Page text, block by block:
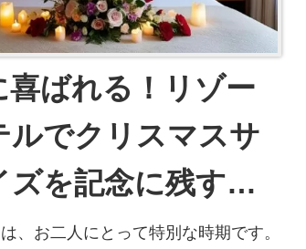
喜ばれる！リゾー
ルでクリスマスサ
ズを記念に残すプ
、お二人にとって特別な時期です。